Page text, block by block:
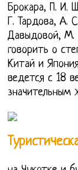
Брокара, П. И.
Г. Тардова, А.
Давыдовой, М.
говорить о
Китай и
ведется с 18
значительным